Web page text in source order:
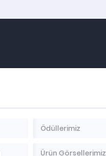
Ödüllerimiz
Ürün Görsellerimiz